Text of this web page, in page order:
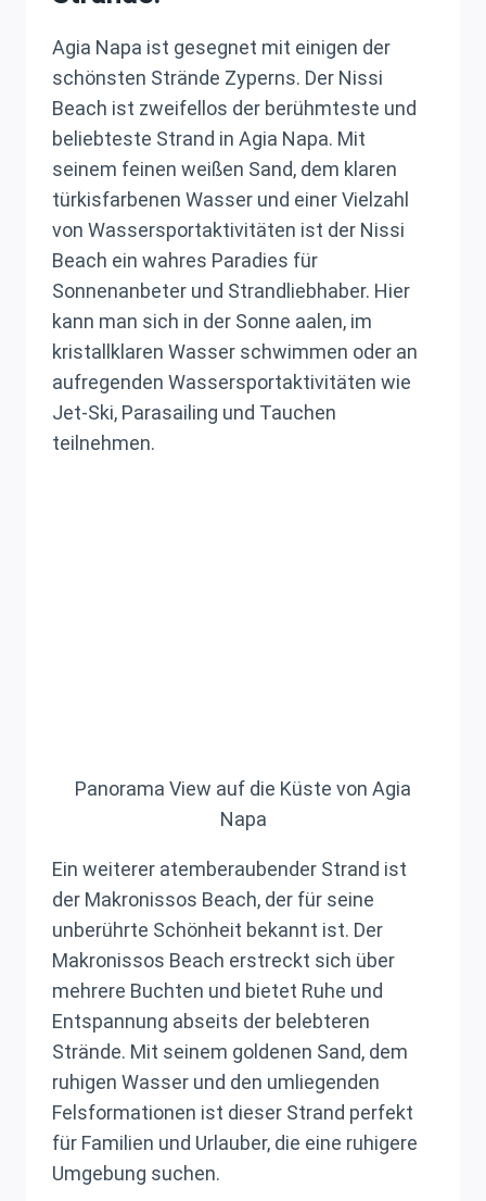
Agia Napa ist gesegnet mit einigen der
schönsten Strände Zyperns. Der Nissi
Beach ist zweifellos der berühmteste und
beliebteste Strand in Agia Napa. Mit
seinem feinen weißen Sand, dem klaren
türkisfarbenen Wasser und einer Vielzahl
von Wassersportaktivitäten ist der Nissi
Beach ein wahres Paradies für
Sonnenanbeter und Strandliebhaber. Hier
kann man sich in der Sonne aalen, im
kristallklaren Wasser schwimmen oder an
aufregenden Wassersportaktivitäten wie
Jet-Ski, Parasailing und Tauchen
teilnehmen.
Panorama View auf die Küste von Agia
Napa
Ein weiterer atemberaubender Strand ist
der Makronissos Beach, der für seine
unberührte Schönheit bekannt ist. Der
Makronissos Beach erstreckt sich über
mehrere Buchten und bietet Ruhe und
Entspannung abseits der belebteren
Strände. Mit seinem goldenen Sand, dem
ruhigen Wasser und den umliegenden
Felsformationen ist dieser Strand perfekt
für Familien und Urlauber, die eine ruhigere
Umgebung suchen.